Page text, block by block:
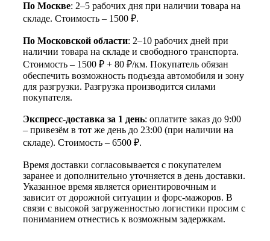
По Москве: 2–5 рабочих дня при наличии товара на
складе. Стоимость – 1500 ₽.
По Московской области: 2–10 рабочих дней при
наличии товара на складе и свободного транспорта.
Стоимость – 1500 ₽ + 80 ₽/км. Покупатель обязан
обеспечить возможность подъезда автомобиля и зону
для разгрузки. Разгрузка производится силами
покупателя.
Экспресс-доставка за 1 день: оплатите заказ до 9:00
– привезём в тот же день до 23:00 (при наличии на
складе). Стоимость – 6500 ₽.
Время доставки согласовывается с покупателем
заранее и дополнительно уточняется в день доставки.
Указанное время является ориентировочным и
зависит от дорожной ситуации и форс-мажоров. В
связи с высокой загруженностью логистики просим с
пониманием отнестись к возможным задержкам.